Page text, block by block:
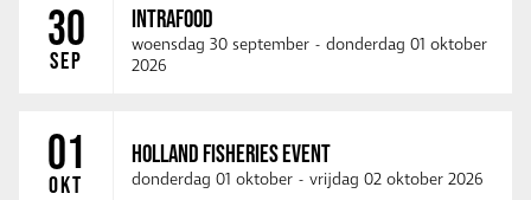
30
SEP
INTRAFOOD
woensdag 30 september - donderdag 01 oktober
2026
01
OKT
HOLLAND FISHERIES EVENT
donderdag 01 oktober - vrijdag 02 oktober 2026